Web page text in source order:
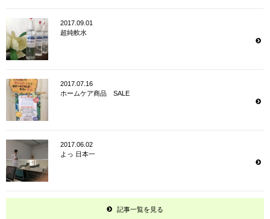
2017.09.01
超純軟水
2017.07.16
ホームケア商品 SALE
2017.06.02
よっ 日本一
記事一覧を見る